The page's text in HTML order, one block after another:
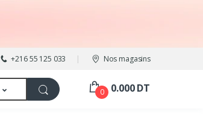
+216 55 125 033 Nos magasins
0 0.000 DT